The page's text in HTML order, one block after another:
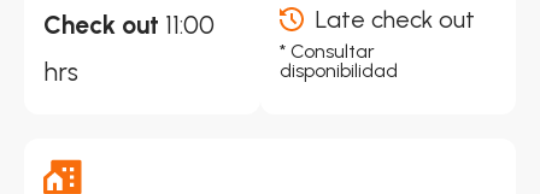
Check out 11:00
hrs
Late check out
* Consultar
disponibilidad